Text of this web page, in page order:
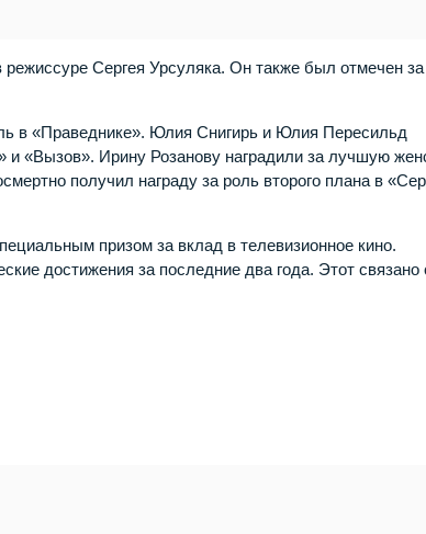
Сергея Урсуляка. Он также был отмечен за
в «Праведнике». Юлия Снигирь и Юлия Пересильд
и «Вызов». Ирину Розанову наградили за лучшую
получил награду за роль второго плана в
призом за вклад в телевизионное кино.
достижения за последние два года. Этот связано